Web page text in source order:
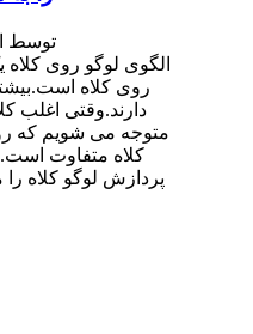
توسط
الگوی لوگو روی
روی کلاه
دارند.وقتی اغلب
متوجه می شویم که
کلاه متفاوت
پردازش لوگو کلاه